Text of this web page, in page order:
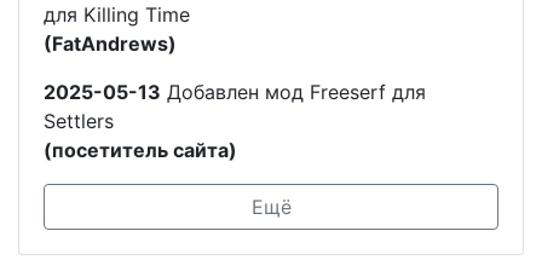
для Killing Time
(FatAndrews)
2025-05-13 Добавлен мод Freeserf для
Settlers
(посетитель сайта)
Ещё